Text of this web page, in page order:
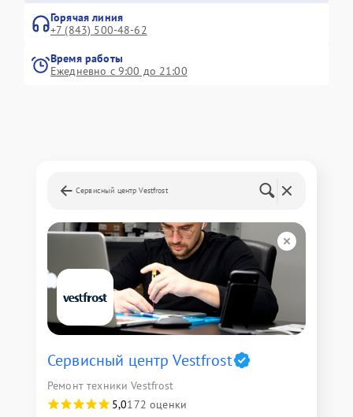
Горячая линия
+7 (843) 500-48-62
Время работы
Ежедневно с 9:00 до 21:00
Сервисный центр Vestfrost
Сервисный центр Vestfrost
Ремонт техники Vestfrost
5,0172 оценки